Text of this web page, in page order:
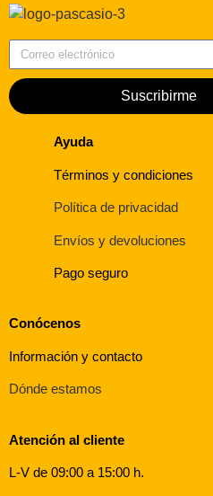
Suscribirme
Ayuda
Términos y condiciones
Política de privacidad
Envíos y devoluciones
Pago seguro
Conócenos
Información y contacto
Dónde estamos
Atención al cliente
L-V de 09:00 a 15:00 h.